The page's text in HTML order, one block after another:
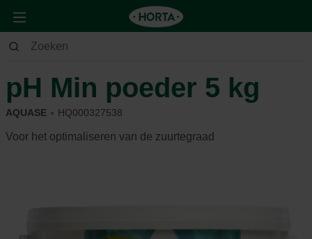
Tuin Zwembad
pH Min poeder 5 kg
AQUASE HQ000327538
Voor het optimaliseren van de zuurtegraad